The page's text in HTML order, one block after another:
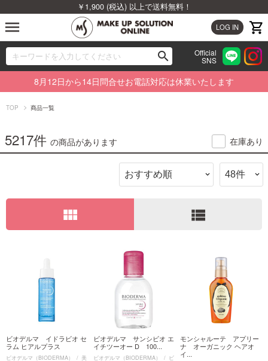
￥1,900 (税込) 以上で送料無料！
LOG IN
menu
search
00
Official
SNS
ブランドから探す
カテゴリから探す
ビューティジャーナルから探す
ご利用ガイド
8月12日から14日問合せお電話対応は休業いたします
TOP 商品一覧
5217件 の商品があります 在庫あり
view_module view_list
ビオデルマ イドラビオ セ
ラム ヒアルプラス
ビオデルマ（BIODERMA） 美
ビオデルマ サンシビオ エ
イチツーオー D 100...
ビオデルマ（BIODERMA） ビ
モンシャルーテ アプリー
ナ オーガニック ヘアオ
イ...